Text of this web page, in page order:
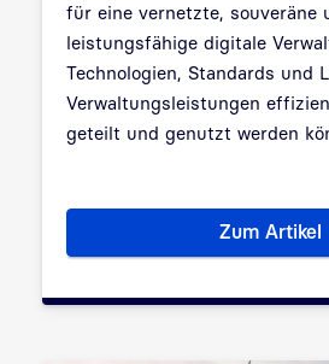
für eine vernetzte, souveräne
leistungsfähige digitale
Technologien, Standards und
Verwaltungsleistungen
geteilt und genutzt werden
Zum Artikel
Was